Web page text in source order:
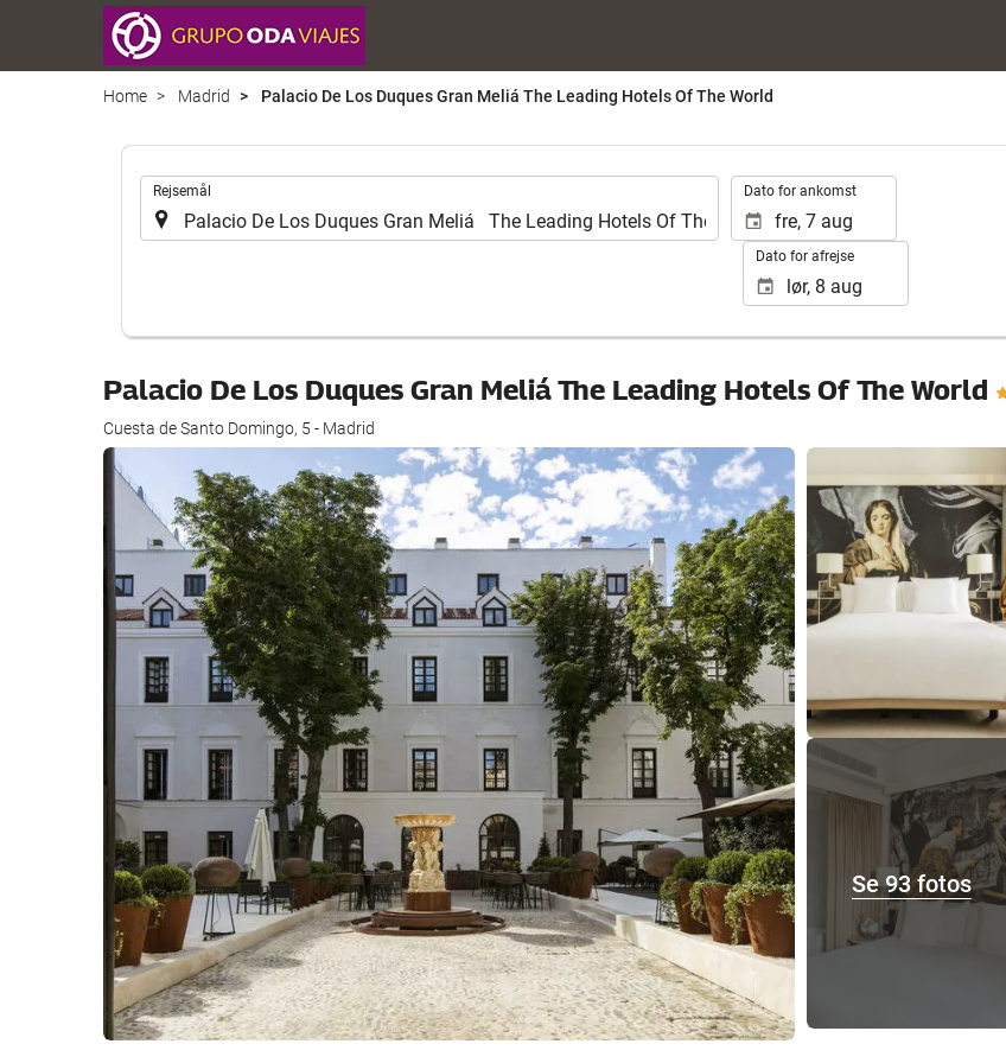
Home Madrid Palacio De Los Duques Gran Meliá The Leading Hotels Of The World
Rejsemål Dato for ankomst
Dato for afrejse
Palacio De Los Duques Gran Meliá The Leading Hotels Of The World
Cuesta de Santo Domingo, 5 - Madrid
Se 93 fotos